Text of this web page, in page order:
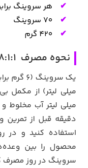
هر سروینگ برابر
۷۰ سروینگ
۴۲۰ گرم
نحوه مصرف BCAA 8:1:1 گالوانایز 70 سروینگ
دقیقه قبل از تمرین
استفاده کنید و در
محصول را بین
سروینگ در روز مصرف